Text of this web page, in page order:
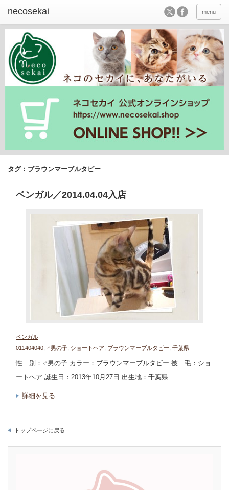
menu
タグ：ブラウンマーブルタビー
ベンガル／2014.04.04入店
ベンガル
011404040
♂男の子 ショートヘア ブラウンマーブルタビー 千葉県
性 別：♂男の子 カラー：ブラウンマーブルタビー 被 毛：ショ
ートヘア 誕生日：2013年10月27日 出生地：千葉県 …
詳細を見る
トップページに戻る